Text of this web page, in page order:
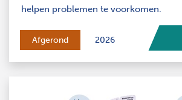
helpen problemen te voorkomen.
Afgerond 2026